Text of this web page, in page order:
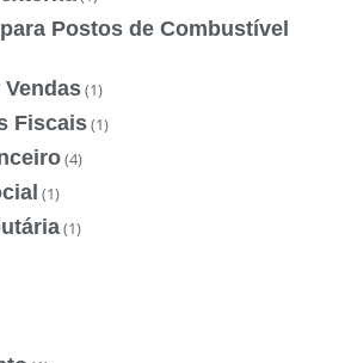
Postos de Combustível
(1)
Fiscais(1)
(4)
(1)
(1)